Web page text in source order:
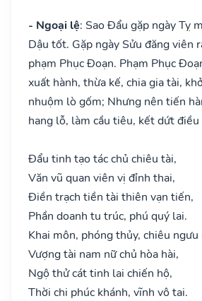
- Ngoại lệ: Sao Đẩu gặp ngày Tỵ
Dậu tốt. Gặp ngày Sửu đăng viên
phạm Phục Đoạn. Phạm Phục
xuất hành, thừa kế, chia gia tài,
nhuộm lò gốm; Nhưng nên tiến
hang lỗ, làm cầu tiêu, kết dứt điều
Đẩu tinh tạo tác chủ chiêu tài,
Văn vũ quan viên vị đỉnh thai,
Điền trạch tiền tài thiên vạn tiến,
Phần doanh tu trúc, phú quý lai.
Khai môn, phóng thủy, chiêu ngưu
Vượng tài nam nữ chủ hòa hài,
Ngộ thử cát tinh lai chiến hộ,
Thời chi phúc khánh, vĩnh vô tai.